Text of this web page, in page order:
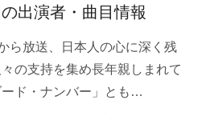
出演者・曲目情報
ら放送、日本人の心に深く残
の支持を集め長年親しまれて
ド・ナンバー」とも…